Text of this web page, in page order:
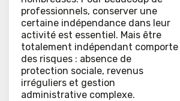
professionnels, conserver une
certaine indépendance dans leur
activité est essentiel. Mais être
totalement indépendant comporte
des risques : absence de
protection sociale, revenus
irréguliers et gestion
administrative complexe.